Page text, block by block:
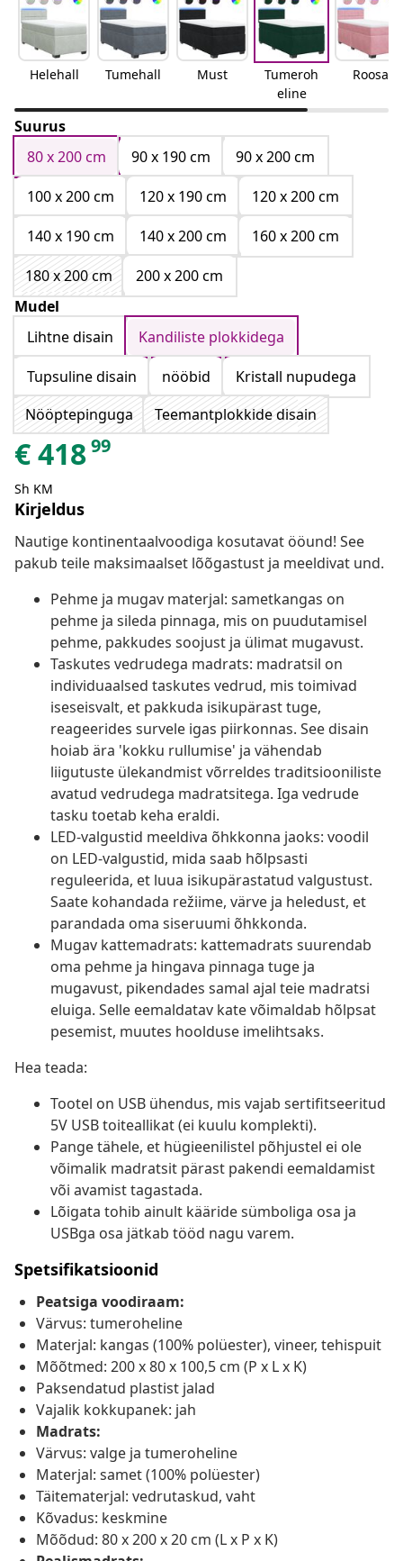
Helehall Tumehall Must
Tumeroh
eline
Roosa
Suurus
80 x 200 cm
90 x 190 cm
90 x 200 cm
100 x 200 cm
120 x 190 cm
120 x 200 cm
140 x 190 cm
140 x 200 cm
160 x 200 cm
180 x 200 cm
200 x 200 cm
Mudel
Lihtne disain
Kandiliste plokkidega
Tupsuline disain
nööbid
Kristall nupudega
Nööptepinguga
Teemantplokkide disain
€41899
Sh KM
Kirjeldus
Nautige kontinentaalvoodiga kosutavat ööund! See
pakub teile maksimaalset lõõgastust ja meeldivat und.
Pehme ja mugav materjal: sametkangas on
pehme ja sileda pinnaga, mis on puudutamisel
pehme, pakkudes soojust ja ülimat mugavust.
Taskutes vedrudega madrats: madratsil on
individuaalsed taskutes vedrud, mis toimivad
iseseisvalt, et pakkuda isikupärast tuge,
reageerides survele igas piirkonnas. See disain
hoiab ära 'kokku rullumise' ja vähendab
liigutuste ülekandmist võrreldes traditsiooniliste
avatud vedrudega madratsitega. Iga vedrude
tasku toetab keha eraldi.
LED-valgustid meeldiva õhkkonna jaoks: voodil
on LED-valgustid, mida saab hõlpsasti
reguleerida, et luua isikupärastatud valgustust.
Saate kohandada režiime, värve ja heledust, et
parandada oma siseruumi õhkkonda.
Mugav kattemadrats: kattemadrats suurendab
oma pehme ja hingava pinnaga tuge ja
mugavust, pikendades samal ajal teie madratsi
eluiga. Selle eemaldatav kate võimaldab hõlpsat
pesemist, muutes hoolduse imelihtsaks.
Hea teada:
Tootel on USB ühendus, mis vajab sertifitseeritud
5V USB toiteallikat (ei kuulu komplekti).
Pange tähele, et hügieenilistel põhjustel ei ole
võimalik madratsit pärast pakendi eemaldamist
või avamist tagastada.
Lõigata tohib ainult kääride sümboliga osa ja
USBga osa jätkab tööd nagu varem.
Spetsifikatsioonid
Peatsiga voodiraam:
Värvus: tumeroheline
Materjal: kangas (100% polüester), vineer, tehispuit
Mõõtmed: 200 x 80 x 100,5 cm (P x L x K)
Paksendatud plastist jalad
Vajalik kokkupanek: jah
Madrats:
Värvus: valge ja tumeroheline
Materjal: samet (100% polüester)
Täitematerjal: vedrutaskud, vaht
Kõvadus: keskmine
Mõõdud: 80 x 200 x 20 cm (L x P x K)